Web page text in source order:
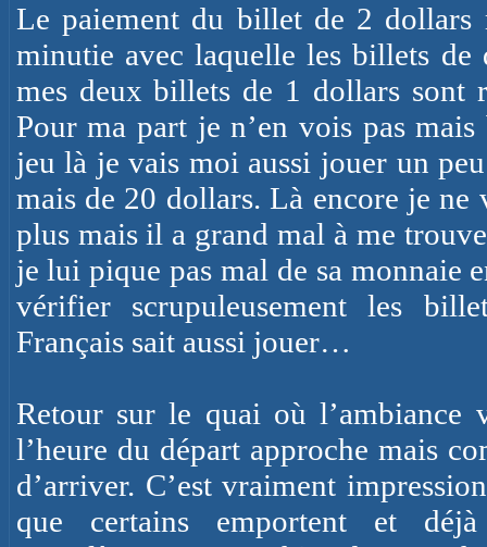
Le paiement du billet de 2 dollars
minutie avec laquelle les billets de
mes deux billets de 1 dollars sont
Pour ma part je n’en vois pas
jeu là je vais moi aussi jouer un
mais de 20 dollars. Là encore je ne
plus mais il a grand mal à me
je lui pique pas mal de sa monnaie
vérifier scrupuleusement les
Français sait aussi jouer…
Retour sur le quai où l’ambiance
l’heure du départ approche mais
d’arriver. C’est vraiment
que certains emportent et